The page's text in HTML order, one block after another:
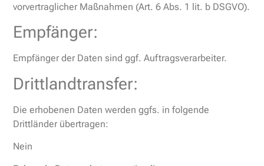
vorvertraglicher Maßnahmen (Art. 6 Abs. 1 lit. b DSGVO).
Empfänger:
Empfänger der Daten sind ggf. Auftragsverarbeiter.
Drittlandtransfer:
Die erhobenen Daten werden ggfs. in folgende
Drittländer übertragen:
Nein